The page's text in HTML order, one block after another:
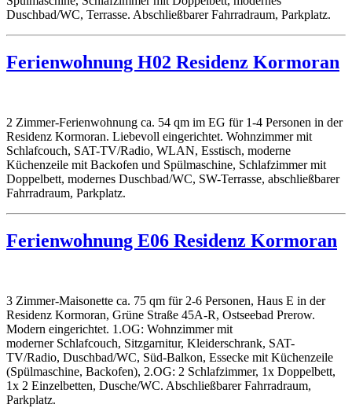
Duschbad/WC, Terrasse. Abschließbarer Fahrradraum, Parkplatz.
Ferienwohnung H02 Residenz Kormoran
2 Zimmer-Ferienwohnung ca. 54 qm im EG für 1-4 Personen in der
Residenz Kormoran. Liebevoll eingerichtet. Wohnzimmer mit
Schlafcouch, SAT-TV/Radio, WLAN, Esstisch, moderne
Küchenzeile mit Backofen und Spülmaschine, Schlafzimmer mit
Doppelbett, modernes Duschbad/WC, SW-Terrasse, abschließbarer
Fahrradraum, Parkplatz.
Ferienwohnung E06 Residenz Kormoran
3 Zimmer-Maisonette ca. 75 qm für 2-6 Personen, Haus E in der
Residenz Kormoran, Grüne Straße 45A-R, Ostseebad Prerow.
Modern eingerichtet. 1.OG: Wohnzimmer mit
moderner Schlafcouch, Sitzgarnitur, Kleiderschrank, SAT-
TV/Radio, Duschbad/WC, Süd-Balkon, Essecke mit Küchenzeile
(Spülmaschine, Backofen), 2.OG: 2 Schlafzimmer, 1x Doppelbett,
1x 2 Einzelbetten, Dusche/WC. Abschließbarer Fahrradraum,
Parkplatz.